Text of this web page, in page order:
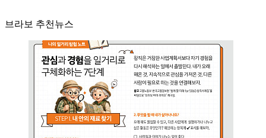
브라보 추천뉴스